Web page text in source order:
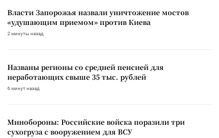
Власти Запорожья назвали уничтожение мостов
«удушающим приемом» против Киева
2 минуты назад
Названы регионы со средней пенсией для
неработающих свыше 35 тыс. рублей
6 минут назад
Минобороны: Российские войска поразили три
сухогруза с вооружением для ВСУ